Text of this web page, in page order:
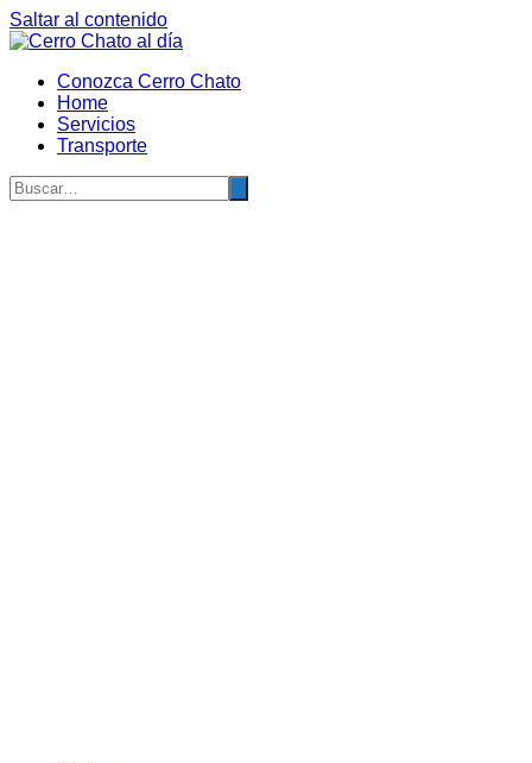
Saltar al contenido
Conozca Cerro Chato
Home
Servicios
Transporte